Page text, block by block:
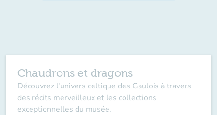
Chaudrons et dragons
Découvrez l'univers celtique des Gaulois à travers
des récits merveilleux et les collections
exceptionnelles du musée.